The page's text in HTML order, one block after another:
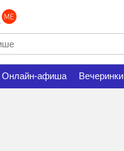
Онлайн-афиша Вечеринки